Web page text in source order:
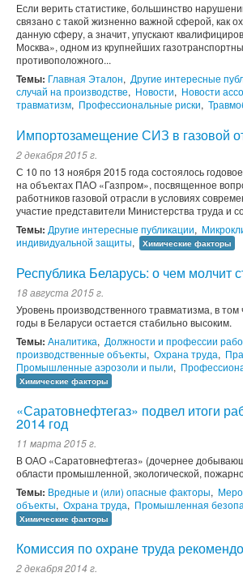
Если верить статистике, большинство
связано с такой жизненно важной сферой, как
данную сферу, а значит, упускают
Москва», одном из крупнейших
противоположного...
Темы: Главная Эталон, Другие интересные
случай на производстве, Новости, Новости
травматизм, Профессиональные риски,
Импортозамещение СИЗ в газовой
2 декабря 2015 г.
С 10 по 13 ноября 2015 года состоялось
на объектах ПАО «Газпром», посвященное
работников газовой отрасли в условиях
участие представители Министерства труда и
Темы: Другие интересные публикации,
индивидуальной защиты, Химические факторы
Республика Беларусь: о чем молчит
18 августа 2015 г.
Уровень производственного травматизма, в
годы в Беларуси остается стабильно высоким.
Темы: Аналитика, Должности и профессии
производственные объекты, Охрана труда,
Промышленные аэрозоли и пыли,
Химические факторы
«Саратовнефтегаз» подвел итоги
2014 год
11 марта 2015 г.
В ОАО «Саратовнефтегаз» (дочернее
области промышленной, экологической,
Темы: Вредные и (или) опасные факторы,
объекты, Охрана труда, Промышленная
Химические факторы
Комиссия по охране труда
2 декабря 2014 г.